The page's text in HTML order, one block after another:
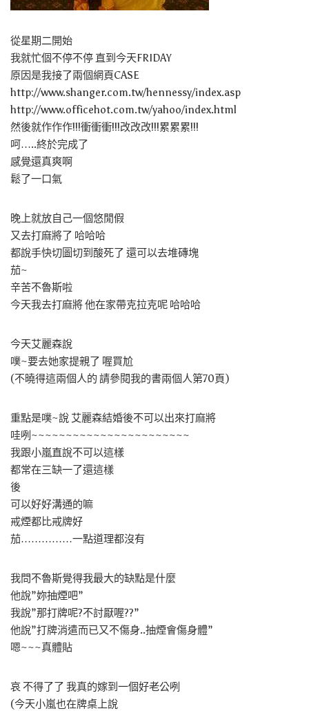
從星期二開始
我就忙個不停不停 直到今天FRIDAY
原因是我接了兩個網頁CASE
http://www.shanger.com.tw/hennessy/index.asp
http://www.officehot.com.tw/yahoo/index.html
然後就作作作!!!衝衝衝!!!改改改!!!累累累!!!
呵…..終於完成了
感覺還真爽啊
鬆了一口氣
晚上就放自己一個悠閒假
又去打麻將了 哈哈哈
都說手快切圖切到酸死了 還可以去堆磚塊
茄~
辛苦不魯斯啦
今天我去打麻將 他在家帶克拉克呢 哈哈哈
今天艾麗森說
噗~要去她家提親了 喔買尬
(不曉得這兩個人的 請參閱我的書兩個人第70頁)
重點是噗~說 艾麗森結婚後不可以出來打麻將
哇咧~~~~~~~~~~~~~~~~~~~~~~~
我跟小嵐直說不可以這樣
都常在三缺一了還這樣
後
可以好好溝通的嘛
戒煙都比戒牌好
茄……………一點道理都沒有
我問不魯斯覺得我最大的缺點是什麼
他說”妳抽煙吧”
我說”那打牌呢?不討厭喔??”
他說”打牌消遣而已又不傷身..抽煙會傷身體”
嗯~~~真體貼
哀 不得了了 我真的嫁到一個好老公咧
(今天小嵐也在牌桌上說